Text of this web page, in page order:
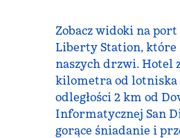
Zobacz widoki na
Liberty Station, które
naszych drzwi. Hotel
kilometra od lotniska
odległości 2 km od
Informatycznej San
gorące śniadanie i